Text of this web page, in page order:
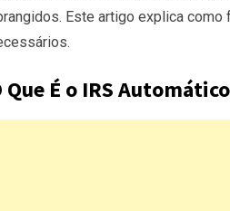
Este artigo explica como
Que É o IRS